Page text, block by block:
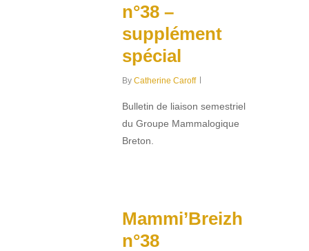
n°38 –
supplément
spécial
By Catherine Caroff
Bulletin de liaison semestriel
du Groupe Mammalogique
Breton.
Mammi’Breizh
n°38